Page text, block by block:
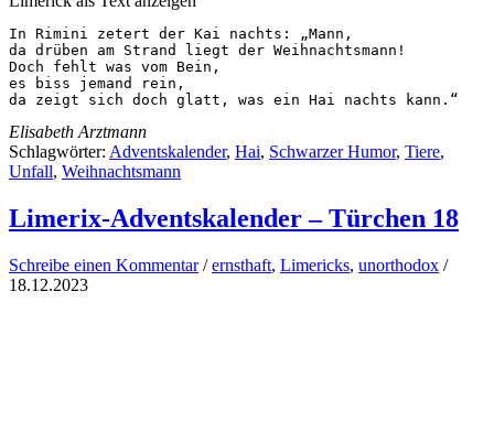
In Rimini zetert der Kai nachts: „Mann,
da drüben am Strand liegt der Weihnachtsmann!
Doch fehlt was vom Bein,
es biss jemand rein,
da zeigt sich doch glatt, was ein Hai nachts kann.“
Elisabeth Arztmann
Schlagwörter: Adventskalender, Hai, Schwarzer Humor, Tiere,
Unfall, Weihnachtsmann
Limerix-Adventskalender – Türchen 18
Schreibe einen Kommentar /ernsthaft, Limericks, unorthodox /
18.12.2023